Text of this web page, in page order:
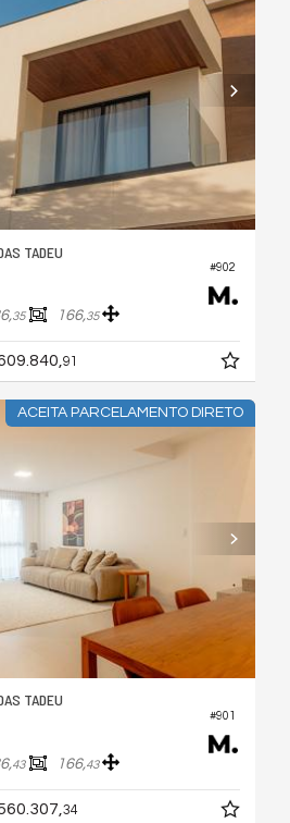
#902
TADEU
35 166,35
91
ACEITA PARCELAMENTO DIRETO
#901
TADEU
43 166,43
34